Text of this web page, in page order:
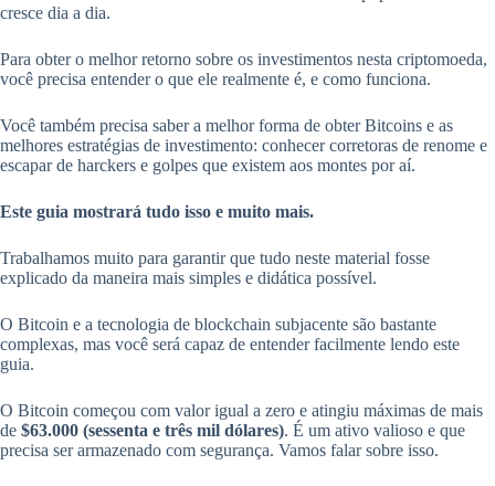
cresce dia a dia.
Para obter o melhor retorno sobre os investimentos nesta criptomoeda,
você precisa entender o que ele realmente é, e como funciona.
Você também precisa saber a melhor forma de obter Bitcoins e as
melhores estratégias de investimento: conhecer corretoras de renome e
escapar de harckers e golpes que existem aos montes por aí.
Este guia mostrará tudo isso e muito mais.
Trabalhamos muito para garantir que tudo neste material fosse
explicado da maneira mais simples e didática possível.
O Bitcoin e a tecnologia de blockchain subjacente são bastante
complexas, mas você será capaz de entender facilmente lendo este
guia.
O Bitcoin começou com valor igual a zero e atingiu máximas de mais
de $63.000 (sessenta e três mil dólares). É um ativo valioso e que
precisa ser armazenado com segurança. Vamos falar sobre isso.